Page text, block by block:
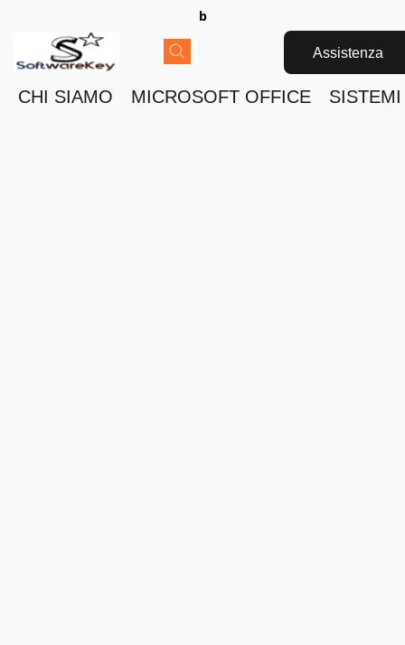
b
Assistenza
CHI SIAMO MICROSOFT OFFICE